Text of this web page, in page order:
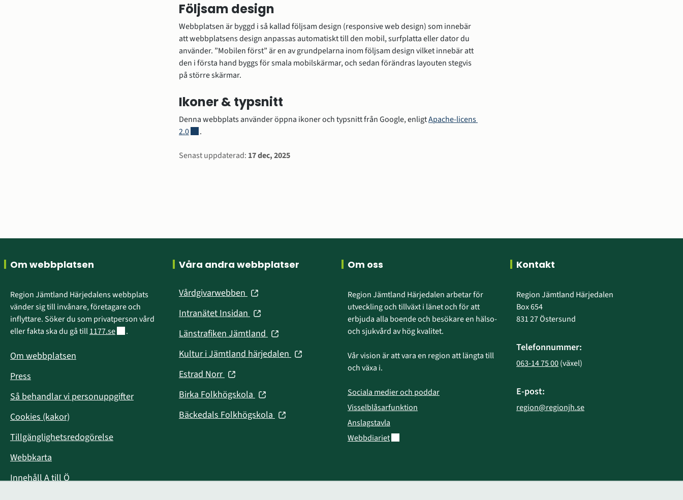
Följsam design
Webbplatsen är byggd i så kallad följsam design (responsive web design) som innebär
att webbplatsens design anpassas automatiskt till den mobil, surfplatta eller dator du
använder. ”Mobilen först” är en av grundpelarna inom följsam design vilket innebär att
den i första hand byggs för smala mobilskärmar, och sedan förändras layouten stegvis
på större skärmar.
Ikoner & typsnitt
Denna webbplats använder öppna ikoner och typsnitt från Google, enligt Apache-licens
2.0Länk till annan webbplats.
.
Sidinformation
Senast uppdaterad: 17 dec, 2025
Sidfot
Om webbplatsen
Region Jämtland Härjedalens webbplats
vänder sig till invånare, företagare och
inflyttare. Söker du som privatperson vård
eller fakta ska du gå till 1177.seLänk till annan webbplats.
.
Om webbplatsen
Press
Så behandlar vi personuppgifter
Cookies (kakor)
Tillgänglighetsredogörelse
Webbkarta
Innehåll A till Ö
Våra andra webbplatser
Vårdgivarwebben (öppnas
nytt
fönster)
Intranätet Insidan (öppnas
nytt
fönster)
Länstrafiken Jämtland (öppnas
nytt
Kultur i Jämtland härjedalen (öppnas
Estrad Norr (öppnas
nytt
fönster)
Birka Folkhögskola (öppnas
nytt
Bäckedals Folkhögskola (öppnas
Om oss
Region Jämtland Härjedalen arbetar för
utveckling och tillväxt i länet och för att
erbjuda alla boende och besökare en hälso-
och sjukvård av hög kvalitet.
Vår vision är att vara en region att längta till
och växa i.
Sociala medier och poddar
Visselblåsarfunktion
Anslagstavla
WebbdiarietLänk till annan webbplats.
Kontakt
Region Jämtland Härjedalen
Box 654
831 27 Östersund
Telefonnummer:
063-14 75 00 (växel)
E-post:
region@regionjh.se